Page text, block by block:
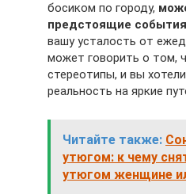
босиком по городу,
предстоящие
вашу усталость от
может говорить о том,
стереотипы, и вы
реальность на яркие
Читайте также:
утюгом: к чему
утюгом женщине